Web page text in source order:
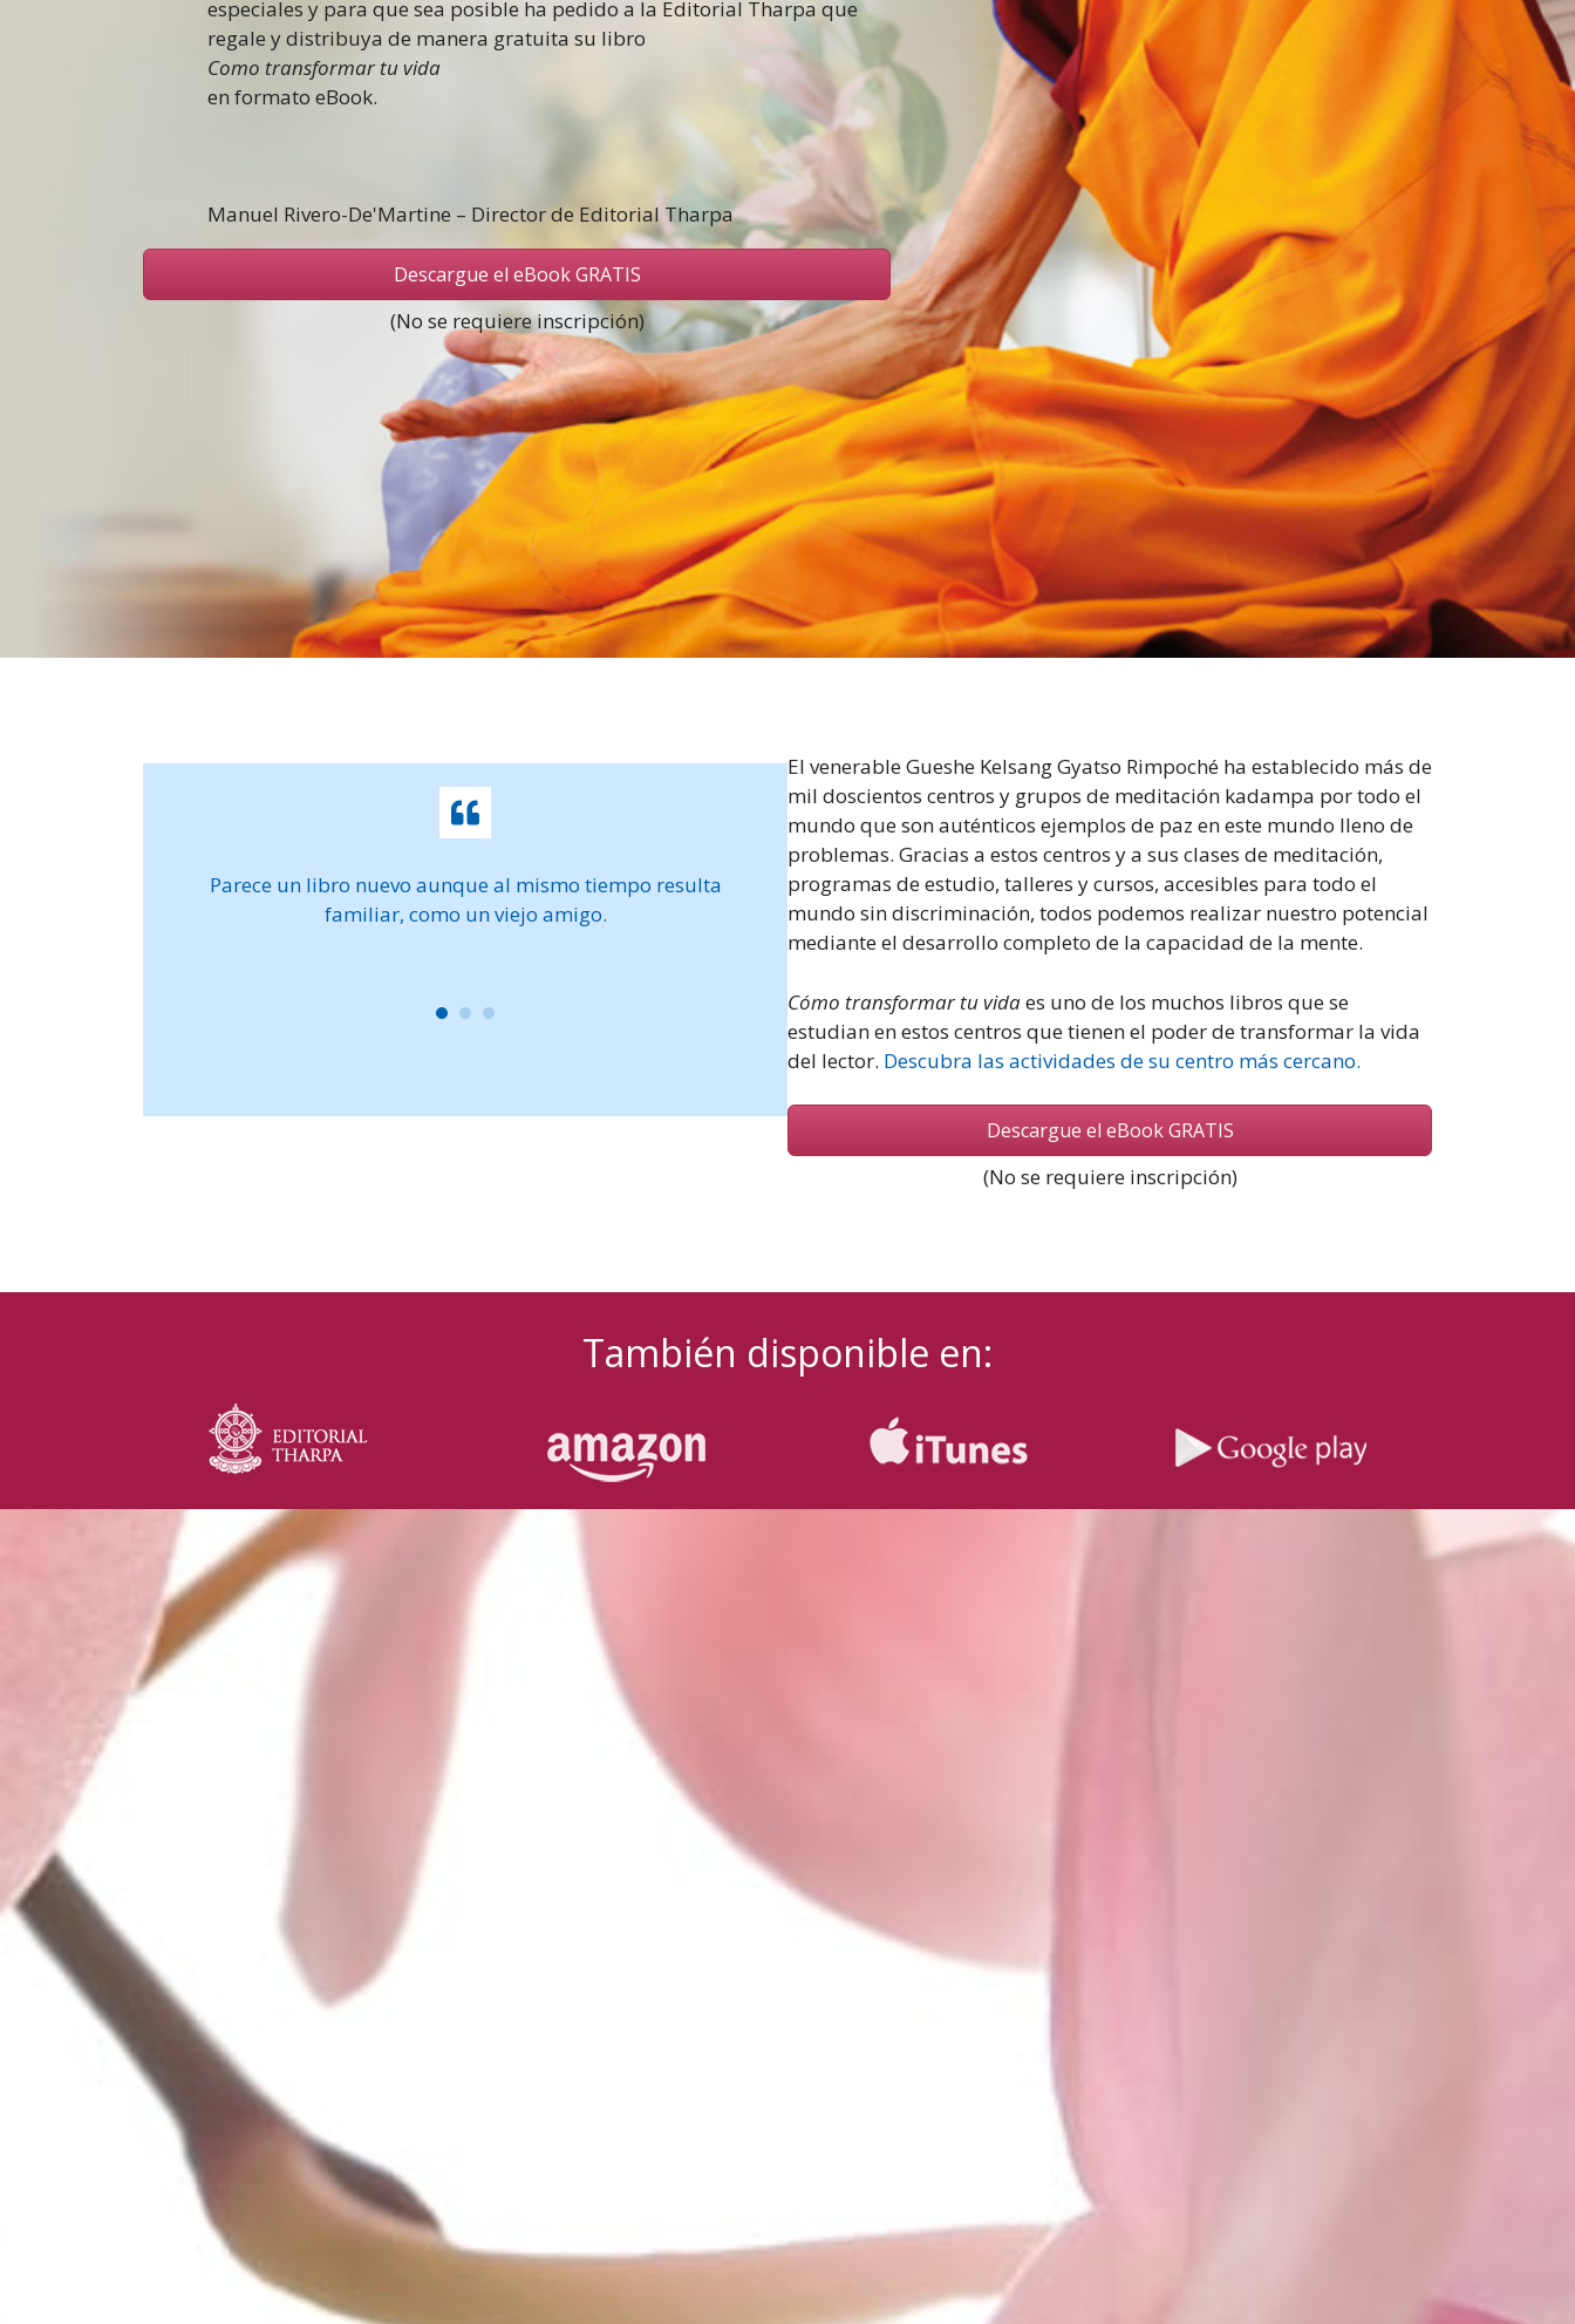
especiales y para que sea posible ha pedido a la Editorial Tharpa que
regale y distribuya de manera gratuita su libro
Como transformar tu vida
en formato eBook.
Manuel Rivero-De'Martine – Director de Editorial Tharpa
Descargue el eBook GRATIS
(No se requiere inscripción)
Parece un libro nuevo aunque al mismo tiempo resulta
familiar, como un viejo amigo.
Pasamos la vida trabajando duro y aun así no
conseguimos cumplir nuestros deseos más básicos … ser
felices y no sufrir. ¿Por qué? Este libro me ha dado
Este libro tiene el poder de
incluso si solo contemplas
El venerable Gueshe Kelsang Gyatso Rimpoché ha establecido más de
mil doscientos centros y grupos de meditación kadampa por todo el
mundo que son auténticos ejemplos de paz en este mundo lleno de
problemas. Gracias a estos centros y a sus clases de meditación,
programas de estudio, talleres y cursos, accesibles para todo el
mundo sin discriminación, todos podemos realizar nuestro potencial
mediante el desarrollo completo de la capacidad de la mente.
Cómo transformar tu vidaes uno de los muchos libros que se
estudian en estos centros que tienen el poder de transformar la vida
del lector. Descubra las actividades de su centro más cercano.
Descargue el eBook GRATIS
(No se requiere inscripción)
También disponible en: